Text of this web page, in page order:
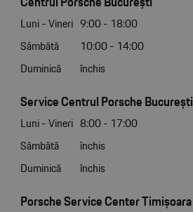
Luni - Vineri 9:00 - 18:00
Sâmbătă
10:00 - 14:00
Duminică
închis
Service Centrul Porsche București
Luni - Vineri 8:00 - 17:00
Sâmbătă
închis
Duminică
închis
Porsche Service Center Timișoara